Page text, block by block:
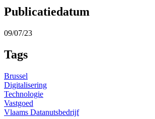
Publicatiedatum
09/07/23
Tags
Brussel
Digitalisering
Technologie
Vastgoed
Vlaams Datanutsbedrijf